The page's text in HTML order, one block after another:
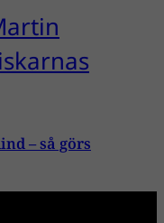
– så görs